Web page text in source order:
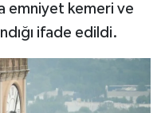
emniyet kemeri ve
ifade edildi.